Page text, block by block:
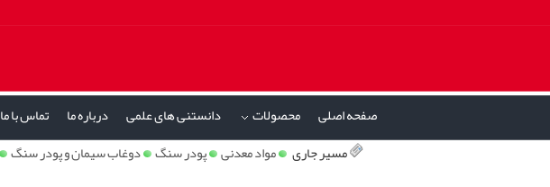
صفحه اصلی محصولات دانستنی های علمی درباره ما
تماس با ما
مسیر جاری
» مواد معدنی پودر سنگ دوغاب سیمان و پودر سنگ